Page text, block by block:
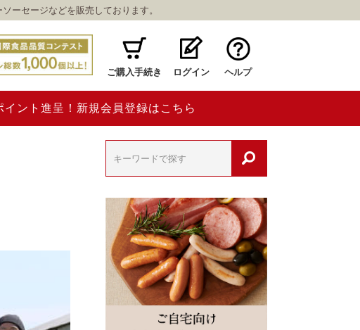
ーセージなどを販売しております。
ご購入手続き ログイン ヘルプ
ント進呈！新規会員登録はこちら